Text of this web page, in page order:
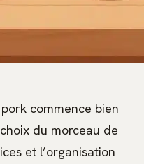
commence bien
du morceau de
et l’organisation